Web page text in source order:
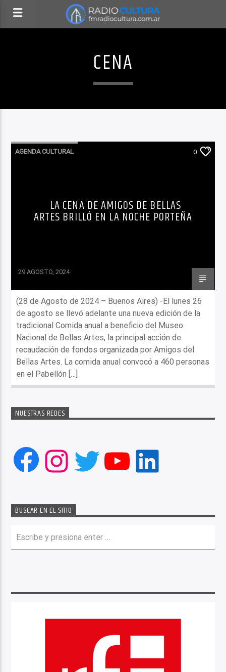
CENA
AGENDA CULTURAL 0
LA CENA DE AMIGOS DE BELLAS
ARTES BRILLÓ EN LA NOCHE PORTEÑA
29 AGOSTO, 2024
(28 de Agosto de 2024 – Buenos Aires) -El lunes 26
de agosto se llevó adelante una nueva edición de la
tradicional Comida anual a beneficio del Museo
Nacional de Bellas Artes, la principal acción de
recaudación de fondos organizada por Amigos del
Bellas Artes. La comida anual convocó a 460 personas
en el Pabellón […]
NUESTRAS REDES
Facebook
Instagram
Twitter
YouTube
LinkedIn
BUSCAR EN EL SITIO